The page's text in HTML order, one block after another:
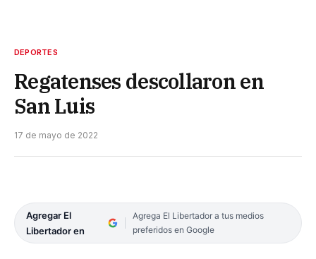
DEPORTES
Regatenses descollaron en
San Luis
17 de mayo de 2022
Agregar El
Libertador en
Agrega El Libertador a tus medios
preferidos en Google